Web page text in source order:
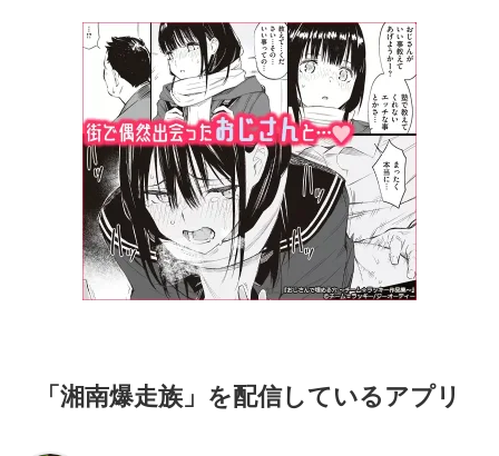
「湘南爆走族」を配信しているアプリ